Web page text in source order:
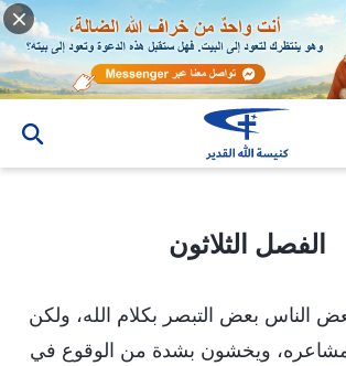
الفصل الثلاثون
الناس بعض التبصر بكلام الله، ولكن
ويخشون بشدة من الوقوع في